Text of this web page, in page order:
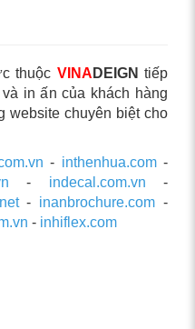
thuộc VINA DEIGN tiếp
in ấn của khách hàng
website chuyên biệt cho
- inthenhua.com-
- indecal.com.vn -
- inanbrochure.com -
- inhiflex.com